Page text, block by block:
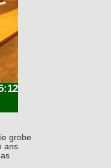
grobe
ans